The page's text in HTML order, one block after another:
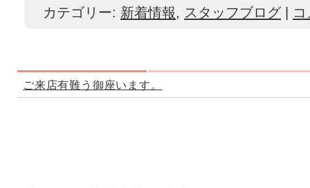
カテゴリー: 新着情報, スタッフブログ|
ご来店有難う御座います。